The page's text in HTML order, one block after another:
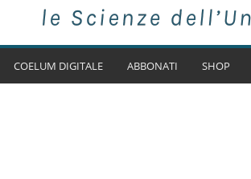
COELUM DIGITALE ABBONATI SHOP